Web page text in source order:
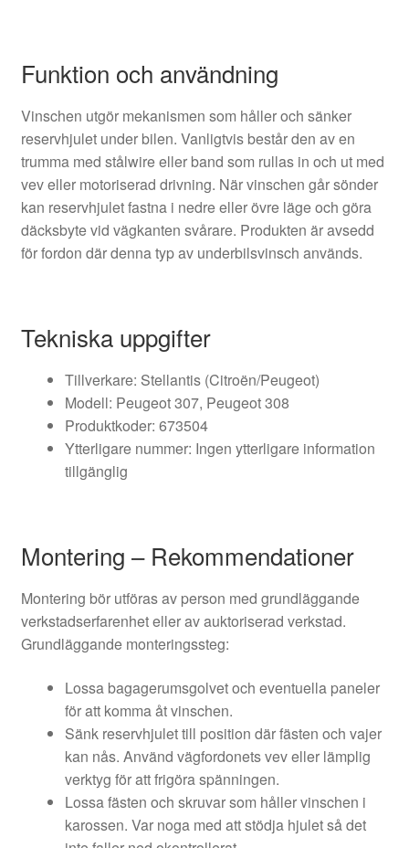
Funktion och användning
Vinschen utgör mekanismen som håller och sänker
reservhjulet under bilen. Vanligtvis består den av en
trumma med stålwire eller band som rullas in och ut med
vev eller motoriserad drivning. När vinschen går sönder
kan reservhjulet fastna i nedre eller övre läge och göra
däcksbyte vid vägkanten svårare. Produkten är avsedd
för fordon där denna typ av underbilsvinsch används.
Tekniska uppgifter
Tillverkare: Stellantis (Citroën/Peugeot)
Modell: Peugeot 307, Peugeot 308
Produktkoder: 673504
Ytterligare nummer: Ingen ytterligare information
tillgänglig
Montering – Rekommendationer
Montering bör utföras av person med grundläggande
verkstadserfarenhet eller av auktoriserad verkstad.
Grundläggande monteringssteg:
Lossa bagagerumsgolvet och eventuella paneler
för att komma åt vinschen.
Sänk reservhjulet till position där fästen och vajer
kan nås. Använd vägfordonets vev eller lämplig
verktyg för att frigöra spänningen.
Lossa fästen och skruvar som håller vinschen i
karossen. Var noga med att stödja hjulet så det